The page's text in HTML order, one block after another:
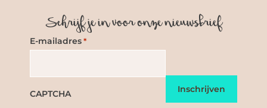
Schrijf je in voor onze nieuwsbrief
E-mailadres *
CAPTCHA